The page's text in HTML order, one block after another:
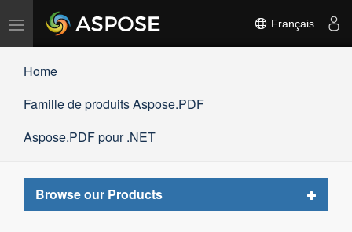
Basculer
Français
Home
Famille de produits Aspose.PDF
Aspose.PDF pour .NET
Browse our Products
Toggle